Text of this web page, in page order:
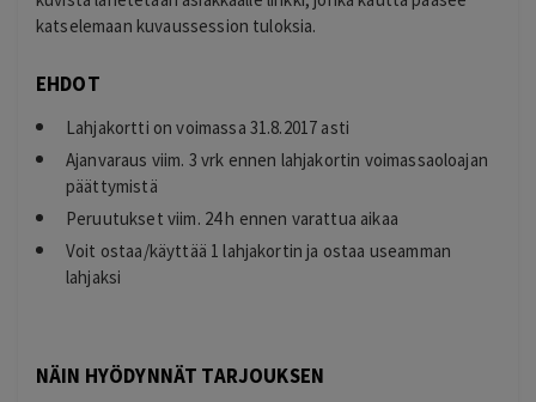
katselemaan kuvaussession tuloksia.
EHDOT
Lahjakortti on voimassa 31.8.2017 asti
Ajanvaraus viim. 3 vrk ennen lahjakortin voimassaoloajan
päättymistä
Peruutukset viim. 24 h ennen varattua aikaa
Voit ostaa/käyttää 1 lahjakortin ja ostaa useamman
lahjaksi
NÄIN HYÖDYNNÄT TARJOUKSEN